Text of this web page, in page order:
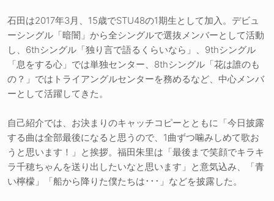
石田は2017年3月、15歳でSTU48の1期生として加入。デビュ
ーシングル「暗闇」から全シングルで選抜メンバーとして活動
し、6thシングル「独り言で語るくらいなら」、9thシングル
「息をする心」では単独センター、8thシングル「花は誰のも
の？」ではトライアングルセンターを務めるなど、中心メンバ
ーとして活躍してきた。
自己紹介では、お決まりのキャッチコピーとともに「今日披露
する曲は全部最後になると思うので、1曲ずつ噛みしめて歌お
うと思います！」と挨拶。福田朱里は「最後まで笑顔でキラキ
ラ千穂ちゃんを送り出したいなと思います」と意気込み、「青
い檸檬」「船から降りた僕たちは･･･」などを披露した。